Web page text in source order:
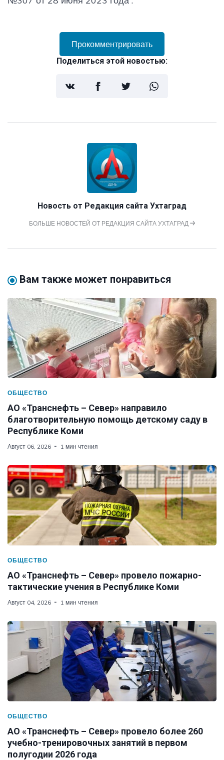
Прокомментрировать
Поделиться этой новостью:
Новость от Редакция сайта Ухтаград
БОЛЬШЕ НОВОСТЕЙ ОТ РЕДАКЦИЯ САЙТА УХТАГРАД
Вам также может понравиться
ОБЩЕСТВО
АО «Транснефть – Север» направило
благотворительную помощь детскому саду в
Республике Коми
Август 06, 2026 1 мин чтения
ОБЩЕСТВО
АО «Транснефть – Север» провело пожарно-
тактические учения в Республике Коми
Август 04, 2026 1 мин чтения
ОБЩЕСТВО
АО «Транснефть – Север» провело более 260
учебно-тренировочных занятий в первом
полугодии 2026 года